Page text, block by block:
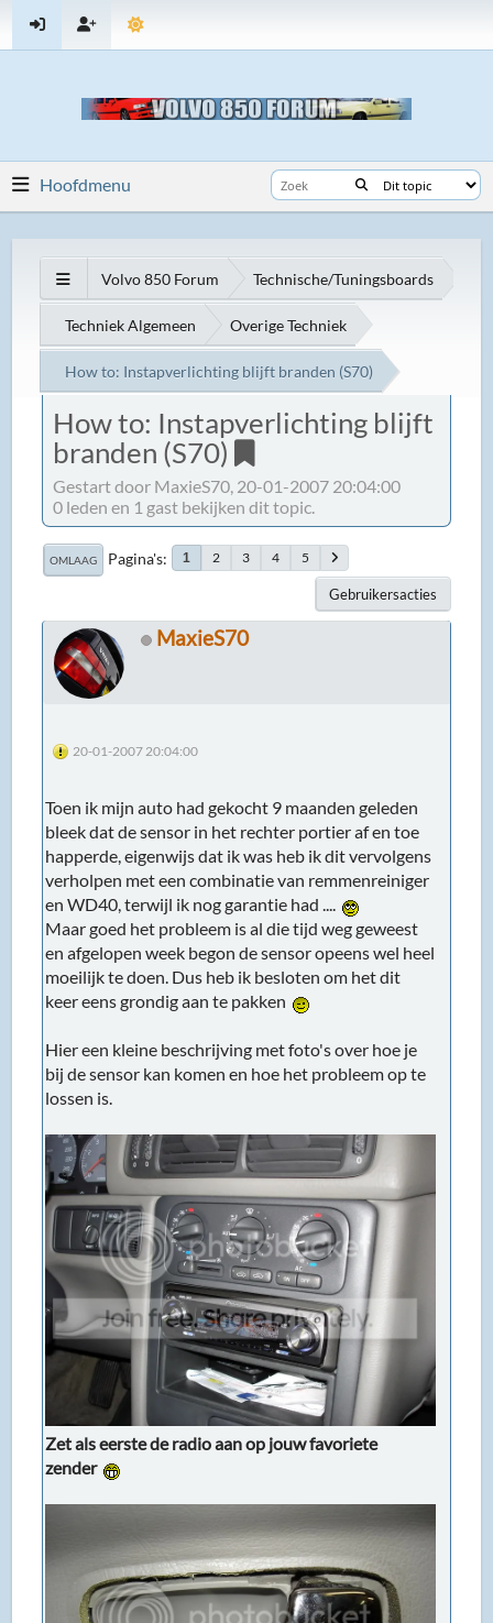
Hoofdmenu
Volvo 850 Forum Technische/Tuningsboards
Techniek Algemeen Overige Techniek
How to: Instapverlichting blijft branden (S70)
How to: Instapverlichting blijft
branden (S70)
Gestart door MaxieS70, 20-01-2007 20:04:00
0 leden en 1 gast bekijken dit topic.
OMLAAG Pagina's 1 2 3 4 5
Gebruikersacties
MaxieS70
20-01-2007 20:04:00
Toen ik mijn auto had gekocht 9 maanden geleden
bleek dat de sensor in het rechter portier af en toe
happerde, eigenwijs dat ik was heb ik dit vervolgens
verholpen met een combinatie van remmenreiniger
en WD40, terwijl ik nog garantie had ....
Maar goed het probleem is al die tijd weg geweest
en afgelopen week begon de sensor opeens wel heel
moeilijk te doen. Dus heb ik besloten om het dit
keer eens grondig aan te pakken
Hier een kleine beschrijving met foto's over hoe je
bij de sensor kan komen en hoe het probleem op te
lossen is.
Zet als eerste de radio aan op jouw favoriete
zender